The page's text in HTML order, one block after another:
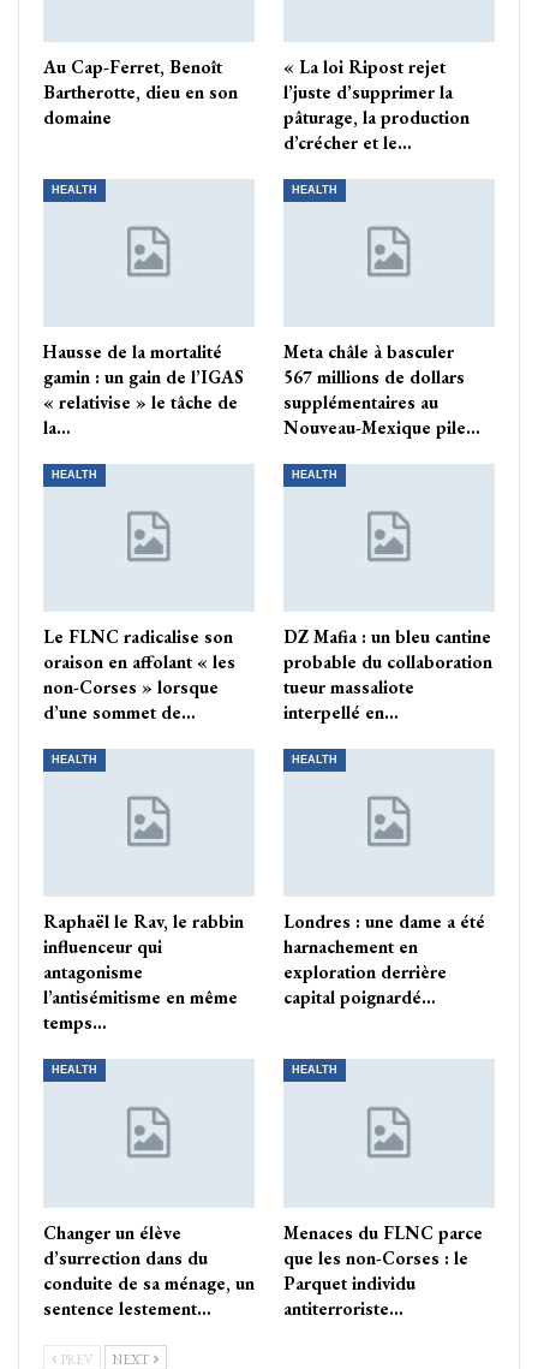
Au Cap-Ferret, Benoît
Bartherotte, dieu en son
domaine
« La loi Ripost rejet
l’juste d’supprimer la
pâturage, la production
d’crécher et le…
HEALTH
Hausse de la mortalité
gamin : un gain de l’IGAS
« relativise » le tâche de
la…
HEALTH
Meta châle à basculer
567 millions de dollars
supplémentaires au
Nouveau-Mexique pile…
HEALTH
Le FLNC radicalise son
oraison en affolant « les
non-Corses » lorsque
d’une sommet de…
HEALTH
DZ Mafia : un bleu cantine
probable du collaboration
tueur massaliote
interpellé en…
HEALTH
Raphaël le Rav, le rabbin
influenceur qui
antagonisme
l’antisémitisme en même
temps…
HEALTH
Londres : une dame a été
harnachement en
exploration derrière
capital poignardé…
HEALTH
Changer un élève
d’surrection dans du
conduite de sa ménage, un
sentence lestement…
HEALTH
Menaces du FLNC parce
que les non-Corses : le
Parquet individu
antiterroriste…
PREV NEXT